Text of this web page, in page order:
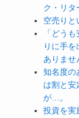
ク・リタ
空売りと
「どう
りに手
ありませ
知名度の
は割と安
が…。
投資を実